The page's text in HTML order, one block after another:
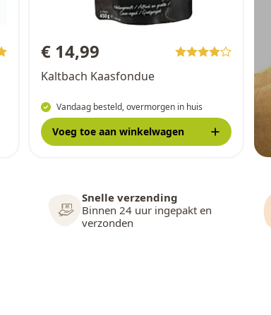
€ 14,99
Kaltbach Kaasfondue
Vandaag besteld, overmorgen in huis
Voeg toe aan winkelwagen
Snelle verzending
Binnen 24 uur ingepakt en
verzonden